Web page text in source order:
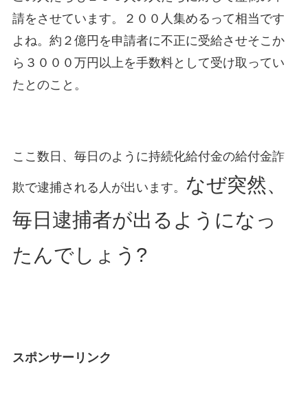
請をさせています。２００人集めるって相当です
よね。約２億円を申請者に不正に受給させそこか
ら３０００万円以上を手数料として受け取ってい
たとのこと。
ここ数日、毎日のように持続化給付金の給付金詐
欺で逮捕される人が出います。 なぜ突然、
毎日逮捕者が出るようになっ
たんでしょう?
スポンサーリンク